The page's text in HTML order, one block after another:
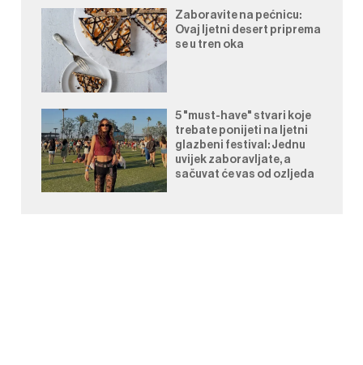
Zaboravite na pećnicu:
Ovaj ljetni desert priprema
se u tren oka
5 "must-have" stvari koje
trebate ponijeti na ljetni
glazbeni festival: Jednu
uvijek zaboravljate, a
sačuvat će vas od ozljeda